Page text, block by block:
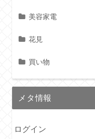
美容家電
花見
買い物
メタ情報
ログイン